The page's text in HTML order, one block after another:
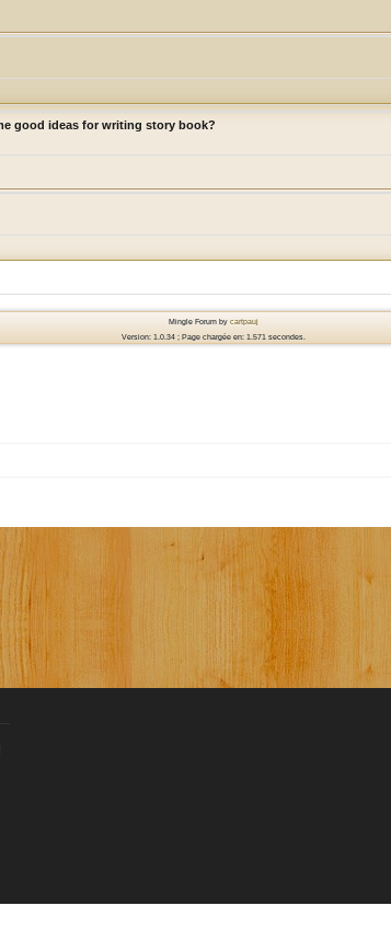
good ideas for writing story book?
Mingle Forum by cartpauj
Version: 1.0.34 ; Page chargée en: 1.571 secondes.